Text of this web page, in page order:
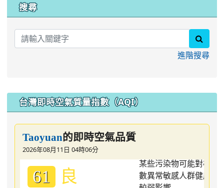
搜尋
進階搜尋
台灣即時空氣質量指數（AQI）
Taoyuan的即時空氣品質
2026年08月11日 04時06分
61 良